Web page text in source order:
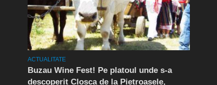
ACTUALITATE
Buzau Wine Fest! Pe platoul unde s-a
descoperit Cloșca de la Pietroasele,